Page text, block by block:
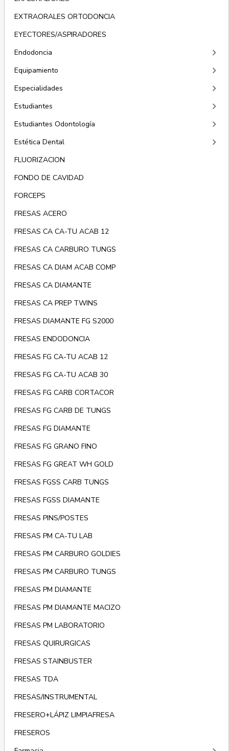
EXTRAORALES ORTODONCIA
EYECTORES/ASPIRADORES
Endodoncia
keyboard_arrow_right
Equipamiento keyboard_arrow_right
Especialidades keyboard_arrow_right
Estudiantes keyboard_arrow_right
Estudiantes Odontología keyboard_arrow_right
Estética Dental keyboard_arrow_right
FLUORIZACION
FONDO DE CAVIDAD
FORCEPS
FRESAS ACERO
FRESAS CA CA-TU ACAB 12
FRESAS CA CARBURO TUNGS
FRESAS CA DIAM ACAB COMP
FRESAS CA DIAMANTE
FRESAS CA PREP TWINS
FRESAS DIAMANTE FG S2000
FRESAS ENDODONCIA
FRESAS FG CA-TU ACAB 12
FRESAS FG CA-TU ACAB 30
FRESAS FG CARB CORTACOR
FRESAS FG CARB DE TUNGS
FRESAS FG DIAMANTE
FRESAS FG GRANO FINO
FRESAS FG GREAT WH GOLD
FRESAS FGSS CARB TUNGS
FRESAS FGSS DIAMANTE
FRESAS PINS/POSTES
FRESAS PM CA-TU LAB
FRESAS PM CARBURO GOLDIES
FRESAS PM CARBURO TUNGS
FRESAS PM DIAMANTE
FRESAS PM DIAMANTE MACIZO
FRESAS PM LABORATORIO
FRESAS QUIRURGICAS
FRESAS STAINBUSTER
FRESAS TDA
FRESAS/INSTRUMENTAL
FRESERO+LÁPIZ LIMPIAFRESA
FRESEROS